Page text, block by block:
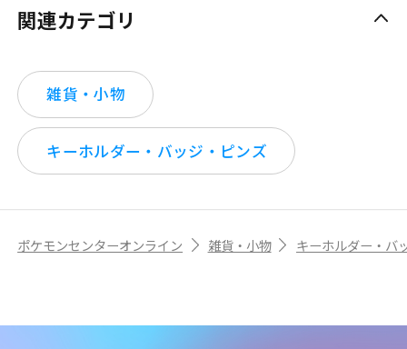
関連カテゴリ
雑貨・小物
キーホルダー・バッジ・ピンズ
ポケモンセンターオンライン 雑貨・小物 キーホルダー・バ